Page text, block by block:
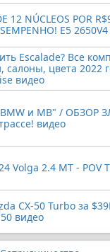
12 NÚCLEOS POR
E5
Escalade? Все
салоны, цвета 2022
видео
и MB" / ОБЗОР
видео
Volga 2.4 MT - POV
CX-50 Turbo за
видео